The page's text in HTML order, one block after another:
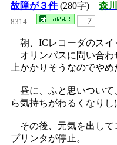
故障が３件(280字) 森
8314
7
朝、ICレコーダのスイ
オリンパスに問い合わ
上かかりそうなのでやめ
昼に、ふと思いついて
ら気持ちがわるくなりし
その後、元気を出して
プリンタが停止。